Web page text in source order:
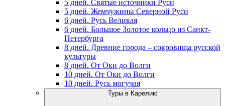
5 дней. Святые источники Руси
5 дней. Жемчужины Северной Руси
6 дней. Русь Великая
6 дней. Большое Золотое кольцо из Санкт-
Петербурга
8 дней. Древние города – сокровища русской
культуры
8 дней. От Оки до Волги
10 дней. От Оки до Волги
10 дней. Русь могучая
Туры в Карелию